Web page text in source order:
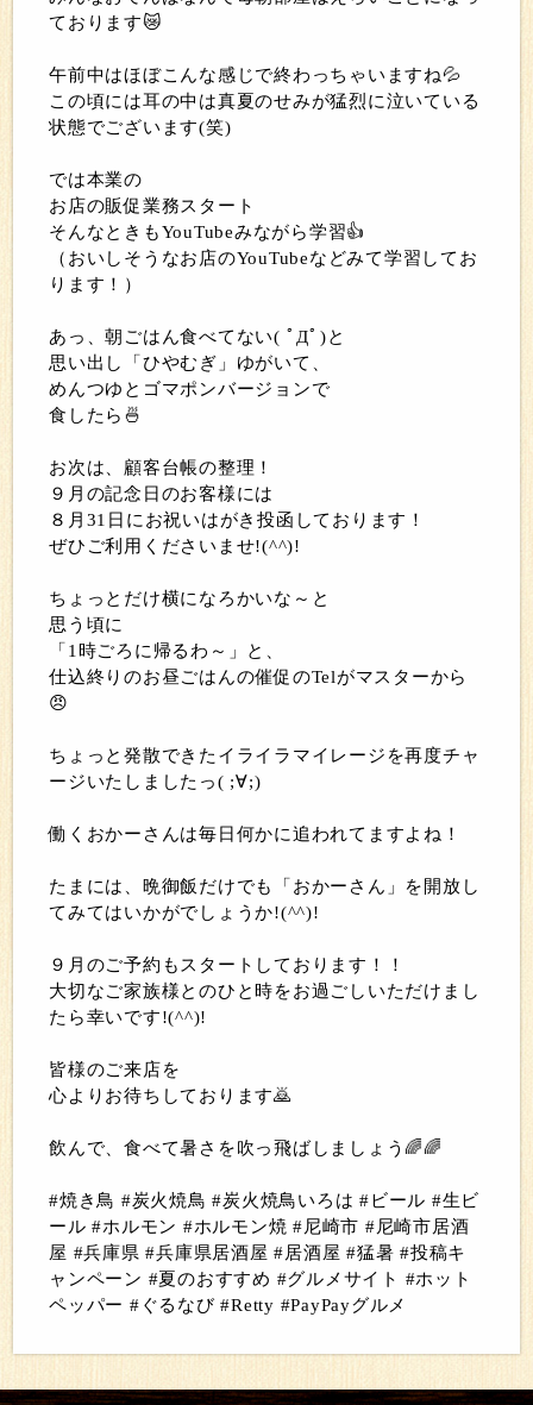
ております😿
午前中はほぼこんな感じで終わっちゃいますね💦
この頃には耳の中は真夏のせみが猛烈に泣いている
状態でございます(笑)
では本業の
お店の販促業務スタート
そんなときもYouTubeみながら学習👍
（おいしそうなお店のYouTubeなどみて学習してお
ります！）
あっ、朝ごはん食べてない( ﾟДﾟ)と
思い出し「ひやむぎ」ゆがいて、
めんつゆとゴマポンバージョンで
食したら🍜
お次は、顧客台帳の整理！
９月の記念日のお客様には
８月31日にお祝いはがき投函しております！
ぜひご利用くださいませ!(^^)!
ちょっとだけ横になろかいな～と
思う頃に
「1時ごろに帰るわ～」と、
仕込終りのお昼ごはんの催促のTelがマスターから
😠
ちょっと発散できたイライラマイレージを再度チャ
ージいたしましたっ( ;∀;)
働くおかーさんは毎日何かに追われてますよね！
たまには、晩御飯だけでも「おかーさん」を開放し
てみてはいかがでしょうか!(^^)!
９月のご予約もスタートしております！！
大切なご家族様とのひと時をお過ごしいただけまし
たら幸いです!(^^)!
皆様のご来店を
心よりお待ちしております🙇
飲んで、食べて暑さを吹っ飛ばしましょう🌈🌈
#焼き鳥 #炭火焼鳥 #炭火焼鳥いろは #ビール #生ビ
ール #ホルモン #ホルモン焼 #尼崎市 #尼崎市居酒
屋 #兵庫県 #兵庫県居酒屋 #居酒屋 #猛暑 #投稿キ
ャンペーン #夏のおすすめ #グルメサイト #ホット
ペッパー #ぐるなび #Retty #PayPayグルメ